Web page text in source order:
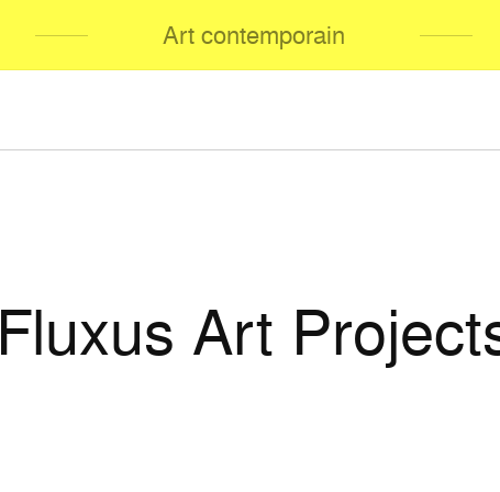
Art contemporain
Fluxus Art